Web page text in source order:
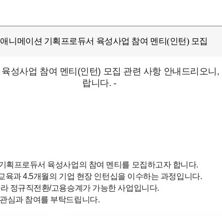
니메이션 기획프로듀서 육성사업 참여 멘티(인턴) 모집
성사업 참여 멘티(인턴) 모집 관련 사항 안내드리오니
랍니다. -
획프로듀서 육성사업의 참여 멘티를 모집하고자 합니다.
육과 4.5개월의 기업 현장 인턴십을 이수하는 과정입니다.
정규직전환/고용승계가 가능한 사업입니다.
심과 참여를 부탁드립니다.